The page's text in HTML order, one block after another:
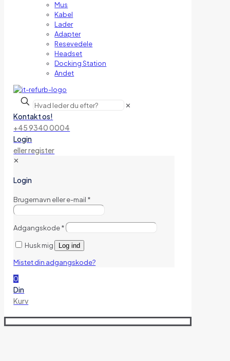
Mus
Kabel
Lader
Adapter
Resevedele
Headset
Docking Station
Andet
✕
Kontakt os!
+45 9340 0004
Login
eller register
✕
Login
Brugernavn eller e-mail *
Adgangskode*
Husk mig Log ind
Mistet din adgangskode?
0
Din
Kurv